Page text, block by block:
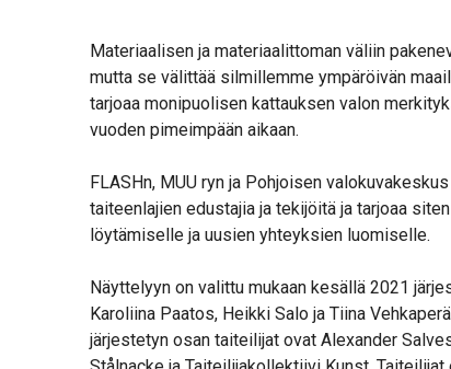
Materiaalisen ja materiaalittoman väliin
mutta se välittää silmillemme ympäröivän
tarjoaa monipuolisen kattauksen valon
vuoden pimeimpään aikaan.
FLASHn, MUU ryn ja Pohjoisen
taiteenlajien edustajia ja tekijöitä ja tarjoaa
löytämiselle ja uusien yhteyksien luomiselle.
Näyttelyyn on valittu mukaan kesällä 2021
Karoliina Paatos, Heikki Salo ja Tiina
järjestetyn osan taiteilijat ovat Alexander